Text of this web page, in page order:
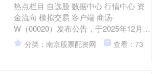
热点栏目 自选股 数据中心 行情中心 资
金流向 模拟交易 客户端 商汤-
W（00020）发布公告，于2025年12月18
日，公司与配售代理订立配售协议，据
此，配....
分类：南京股票配资网 查看：73